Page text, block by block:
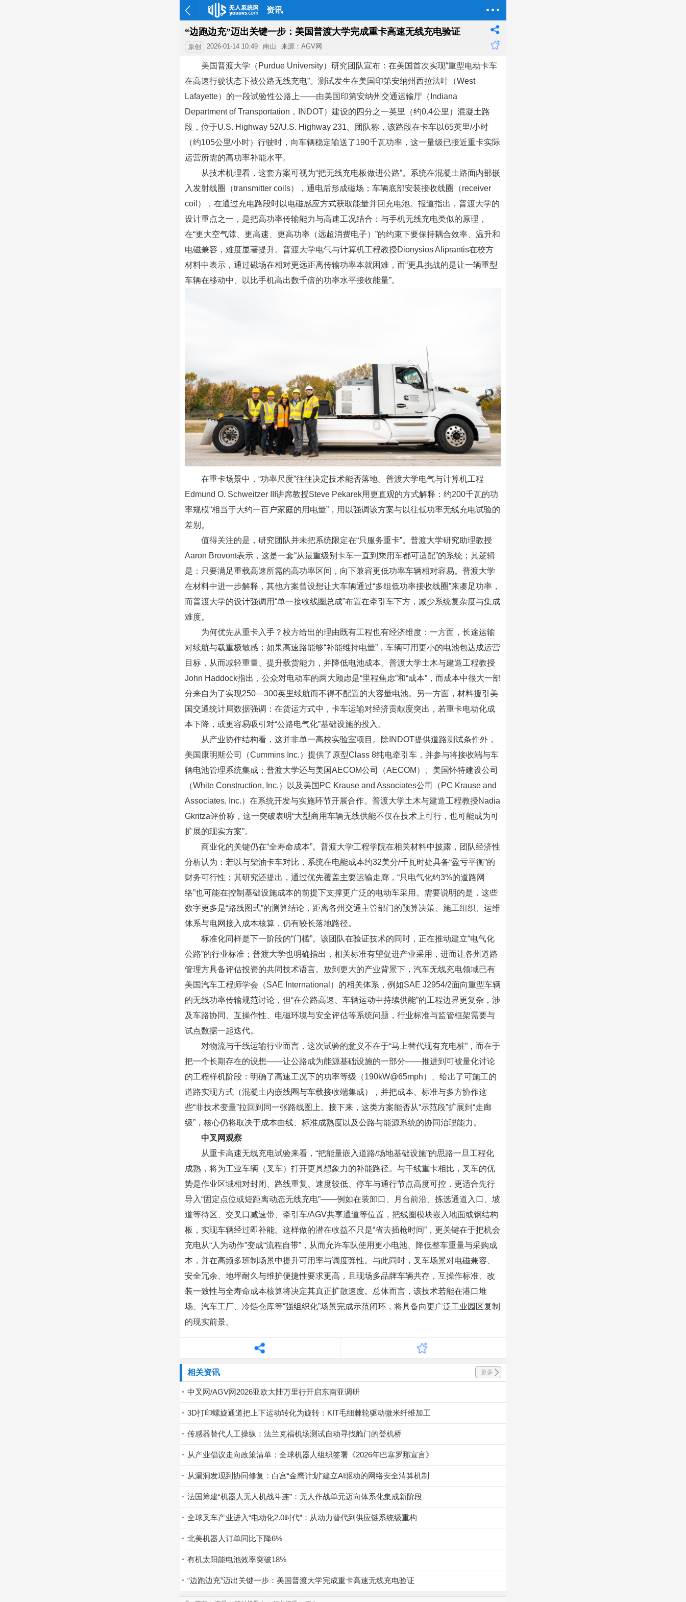
资讯
“边跑边充”迈出关键一步：美国普渡大学完成重卡高速无线充电验证
原创 2026-01-14 10:49 南山 来源：AGV网
美国普渡大学（Purdue University）研究团队宣布：在美国首次实现“重型电动卡车
在高速行驶状态下被公路无线充电”。测试发生在美国印第安纳州西拉法叶（West
Lafayette）的一段试验性公路上——由美国印第安纳州交通运输厅（Indiana
Department of Transportation，INDOT）建设的四分之一英里（约0.4公里）混凝土路
段，位于U.S. Highway 52/U.S. Highway 231。团队称，该路段在卡车以65英里/小时
（约105公里/小时）行驶时，向车辆稳定输送了190千瓦功率，这一量级已接近重卡实际
运营所需的高功率补能水平。
从技术机理看，这套方案可视为“把无线充电板做进公路”。系统在混凝土路面内部嵌
入发射线圈（transmitter coils），通电后形成磁场；车辆底部安装接收线圈（receiver
coil），在通过充电路段时以电磁感应方式获取能量并回充电池。报道指出，普渡大学的
设计重点之一，是把高功率传输能力与高速工况结合：与手机无线充电类似的原理，
在“更大空气隙、更高速、更高功率（远超消费电子）”的约束下要保持耦合效率、温升和
电磁兼容，难度显著提升。普渡大学电气与计算机工程教授Dionysios Aliprantis在校方
材料中表示，通过磁场在相对更远距离传输功率本就困难，而“更具挑战的是让一辆重型
车辆在移动中、以比手机高出数千倍的功率水平接收能量”。
在重卡场景中，“功率尺度”往往决定技术能否落地。普渡大学电气与计算机工程
Edmund O. Schweitzer III讲席教授Steve Pekarek用更直观的方式解释：约200千瓦的功
率规模“相当于大约一百户家庭的用电量”，用以强调该方案与以往低功率无线充电试验的
差别。
值得关注的是，研究团队并未把系统限定在“只服务重卡”。普渡大学研究助理教授
Aaron Brovont表示，这是一套“从最重级别卡车一直到乘用车都可适配”的系统；其逻辑
是：只要满足重载高速所需的高功率区间，向下兼容更低功率车辆相对容易。普渡大学
在材料中进一步解释，其他方案曾设想让大车辆通过“多组低功率接收线圈”来凑足功率，
而普渡大学的设计强调用“单一接收线圈总成”布置在牵引车下方，减少系统复杂度与集成
难度。
为何优先从重卡入手？校方给出的理由既有工程也有经济维度：一方面，长途运输
对续航与载重极敏感；如果高速路能够“补能维持电量”，车辆可用更小的电池包达成运营
目标，从而减轻重量、提升载货能力，并降低电池成本。普渡大学土木与建造工程教授
John Haddock指出，公众对电动车的两大顾虑是“里程焦虑”和“成本”，而成本中很大一部
分来自为了实现250—300英里续航而不得不配置的大容量电池。另一方面，材料援引美
国交通统计局数据强调：在货运方式中，卡车运输对经济贡献度突出，若重卡电动化成
本下降，或更容易吸引对“公路电气化”基础设施的投入。
从产业协作结构看，这并非单一高校实验室项目。除INDOT提供道路测试条件外，
美国康明斯公司（Cummins Inc.）提供了原型Class 8纯电牵引车，并参与将接收端与车
辆电池管理系统集成；普渡大学还与美国AECOM公司（AECOM）、美国怀特建设公司
（White Construction, Inc.）以及美国PC Krause and Associates公司（PC Krause and
Associates, Inc.）在系统开发与实施环节开展合作。普渡大学土木与建造工程教授Nadia
Gkritza评价称，这一突破表明“大型商用车辆无线供能不仅在技术上可行，也可能成为可
扩展的现实方案”。
商业化的关键仍在“全寿命成本”。普渡大学工程学院在相关材料中披露，团队经济性
分析认为：若以与柴油卡车对比，系统在电能成本约32美分/千瓦时处具备“盈亏平衡”的
财务可行性；其研究还提出，通过优先覆盖主要运输走廊，“只电气化约3%的道路网
络”也可能在控制基础设施成本的前提下支撑更广泛的电动车采用。需要说明的是，这些
数字更多是“路线图式”的测算结论，距离各州交通主管部门的预算决策、施工组织、运维
体系与电网接入成本核算，仍有较长落地路径。
标准化同样是下一阶段的“门槛”。该团队在验证技术的同时，正在推动建立“电气化
公路”的行业标准；普渡大学也明确指出，相关标准有望促进产业采用，进而让各州道路
管理方具备评估投资的共同技术语言。放到更大的产业背景下，汽车无线充电领域已有
美国汽车工程师学会（SAE International）的相关体系，例如SAE J2954/2面向重型车辆
的无线功率传输规范讨论，但“在公路高速、车辆运动中持续供能”的工程边界更复杂，涉
及车路协同、互操作性、电磁环境与安全评估等系统问题，行业标准与监管框架需要与
试点数据一起迭代。
对物流与干线运输行业而言，这次试验的意义不在于“马上替代现有充电桩”，而在于
把一个长期存在的设想——让公路成为能源基础设施的一部分——推进到可被量化讨论
的工程样机阶段：明确了高速工况下的功率等级（190kW@65mph）、给出了可施工的
道路实现方式（混凝土内嵌线圈与车载接收端集成），并把成本、标准与多方协作这
些“非技术变量”拉回到同一张路线图上。接下来，这类方案能否从“示范段”扩展到“走廊
级”，核心仍将取决于成本曲线、标准成熟度以及公路与能源系统的协同治理能力。
中叉网观察
从重卡高速无线充电试验来看，“把能量嵌入道路/场地基础设施”的思路一旦工程化
成熟，将为工业车辆（叉车）打开更具想象力的补能路径。与干线重卡相比，叉车的优
势是作业区域相对封闭、路线重复、速度较低、停车与通行节点高度可控，更适合先行
导入“固定点位或短距离动态无线充电”——例如在装卸口、月台前沿、拣选通道入口、坡
道等待区、交叉口减速带、牵引车/AGV共享通道等位置，把线圈模块嵌入地面或钢结构
板，实现车辆经过即补能。这样做的潜在收益不只是“省去插枪时间”，更关键在于把机会
充电从“人为动作”变成“流程自带”，从而允许车队使用更小电池、降低整车重量与采购成
本，并在高频多班制场景中提升可用率与调度弹性。与此同时，叉车场景对电磁兼容、
安全冗余、地坪耐久与维护便捷性要求更高，且现场多品牌车辆共存，互操作标准、改
装一致性与全寿命成本核算将决定其真正扩散速度。总体而言，该技术若能在港口堆
场、汽车工厂、冷链仓库等“强组织化”场景完成示范闭环，将具备向更广泛工业园区复制
的现实前景。
相关资讯 更多
中叉网/AGV网2026亚欧大陆万里行开启东南亚调研
3D打印螺旋通道把上下运动转化为旋转：KIT毛细棘轮驱动微米纤维加工
传感器替代人工操纵：法兰克福机场测试自动寻找舱门的登机桥
从产业倡议走向政策清单：全球机器人组织签署《2026年巴塞罗那宣言》
从漏洞发现到协同修复：白宫“金鹰计划”建立AI驱动的网络安全清算机制
法国筹建“机器人无人机战斗连”：无人作战单元迈向体系化集成新阶段
全球叉车产业进入“电动化2.0时代”：从动力替代到供应链系统级重构
北美机器人订单同比下降6%
有机太阳能电池效率突破18%
“边跑边充”迈出关键一步：美国普渡大学完成重卡高速无线充电验证